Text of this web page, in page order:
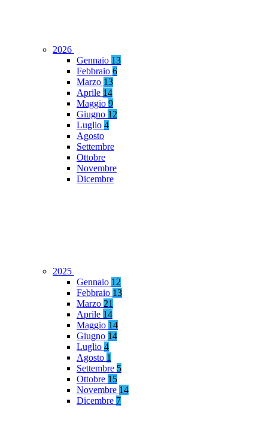
2026
Gennaio 13
Febbraio 6
Marzo 13
Aprile 14
Maggio 9
Giugno 12
Luglio 4
Agosto
Settembre
Ottobre
Novembre
Dicembre
2025
Gennaio 12
Febbraio 13
Marzo 21
Aprile 14
Maggio 14
Giugno 14
Luglio 4
Agosto 1
Settembre 5
Ottobre 15
Novembre 14
Dicembre 7